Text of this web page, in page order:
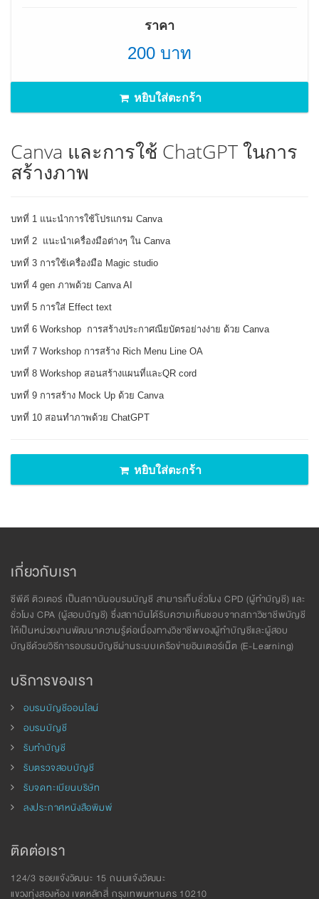
ราคา
200 บาท
หยิบใส่ตะกร้า
Canva และการใช้ ChatGPT ในการ
สร้างภาพ
บทที่ 1 แนะนำการใช้โปรแกรม Canva
บทที่ 2 แนะนำเครื่องมือต่างๆ ใน Canva
บทที่ 3 การใช้เครื่องมือ Magic studio
บทที่ 4 gen ภาพด้วย Canva AI
บทที่ 5 การใส่ Effect text
บทที่ 6 Workshop การสร้างประกาศณียบัตรอย่างง่าย ด้วย Canva
บทที่ 7 Workshop การสร้าง Rich Menu Line OA
บทที่ 8 Workshop สอนสร้างแผนที่และQR cord
บทที่ 9 การสร้าง Mock Up ด้วย Canva
บทที่ 10 สอนทำภาพด้วย ChatGPT
หยิบใส่ตะกร้า
เกี่ยวกับเรา
ซีพีดี ติวเตอร์ เป็นสถาบันอบรมบัญชี สามารเก็บชั่วโมง CPD (ผู้ทำบัญชี) และ
ชั่วโมง CPA (ผู้สอบบัญชี) ซึ่งสถาบันได้รับความเห็นชอบจากสภาวิชาชีพบัญชี
ให้เป็นหน่วยงานพัฒนาความรู้ต่อเนื่องทางวิชาชีพของผู้ทำบัญชีและผู้สอบ
บัญชีด้วยวิธีการอบรมบัญชีผ่านระบบเครือข่ายอินเตอร์เน็ต (E-Learning)
บริการของเรา
อบรมบัญชีออนไลน์
อบรมบัญชี
รับทำบัญชี
รับตรวจสอบบัญชี
รับจดทะเบียนบริษัท
ลงประกาศหนังสือพิมพ์
ติดต่อเรา
124/3 ซอยแจ้งวัฒนะ 15 ถนนแจ้งวัฒนะ
แขวงทุ่งสองห้อง เขตหลักสี่ กรุงเทพมหานคร 10210